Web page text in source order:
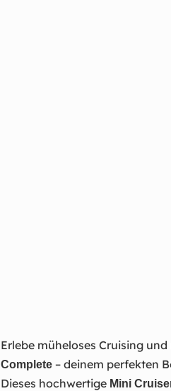
Erlebe müheloses Cruising
Complete– deinem perfekten
Dieses hochwertige Mini